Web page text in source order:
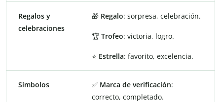
Regalos y
celebraciones
🎁 Regalo: sorpresa, celebración.
🏆 Trofeo: victoria, logro.
⭐ Estrella: favorito, excelencia.
Símbolos ✅ Marca de verificación:
correcto, completado.